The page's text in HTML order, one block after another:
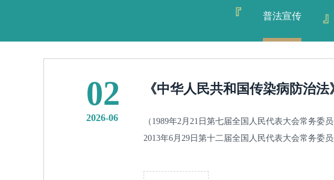
普法宣传
02
2026-06
《中华人民共和国传染病防治法
（1989年2月21日第七届全国人民代表大会常务
2013年6月29日第十二届全国人民代表大会常务委